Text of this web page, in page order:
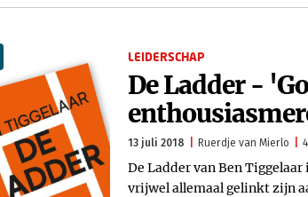
LEIDERSCHAP
De Ladder -
13 juli 2018 Ruerdje van Mierlo
De Ladder van Ben
vrijwel allemaal gelinkt zijn